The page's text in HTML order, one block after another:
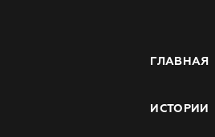
ГЛАВНАЯ
ИСТОРИИ